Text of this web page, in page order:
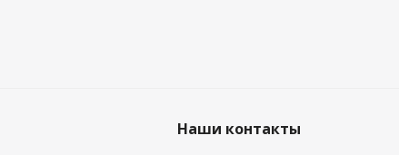
Наши контакты